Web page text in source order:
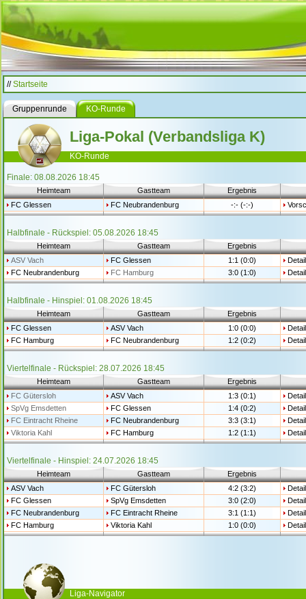
//Startseite
Gruppenrunde KO-Runde
Liga-Pokal (Verbandsliga K)
KO-Runde
Finale: 08.08.2026 18:45
Heimteam Gastteam
Ergebnis
FC Glessen
FC Neubrandenburg -:- (-:-)
Halbfinale - Rückspiel: 05.08.2026 18:45
Heimteam Gastteam
Ergebnis
ASV Vach
FC Glessen 1:1 (0:0)
FC Neubrandenburg
FC Hamburg 3:0 (1:0)
Halbfinale - Hinspiel: 01.08.2026 18:45
Heimteam Gastteam
Ergebnis
FC Glessen
ASV Vach 1:0 (0:0)
FC Hamburg
FC Neubrandenburg 1:2 (0:2)
Viertelfinale - Rückspiel: 28.07.2026 18:45
Heimteam Gastteam
Ergebnis
FC Gütersloh
ASV Vach 1:3 (0:1)
SpVg Emsdetten
FC Glessen 1:4 (0:2)
FC Eintracht Rheine
FC Neubrandenburg 3:3 (3:1)
Viktoria Kahl
FC Hamburg 1:2 (1:1)
Viertelfinale - Hinspiel: 24.07.2026 18:45
Heimteam Gastteam
Ergebnis
ASV Vach
FC Gütersloh 4:2 (3:2)
FC Glessen
SpVg Emsdetten 3:0 (2:0)
FC Neubrandenburg
FC Eintracht Rheine 3:1 (1:1)
FC Hamburg
Viktoria Kahl 1:0 (0:0)
Liga-Navigator